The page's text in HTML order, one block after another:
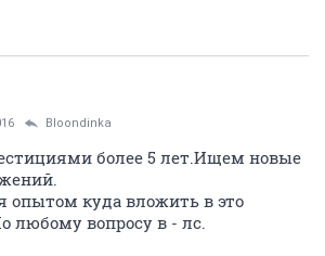
Bloondinka
более 5 лет.Ищем новые
опытом куда вложить в это
любому вопросу в - лс.